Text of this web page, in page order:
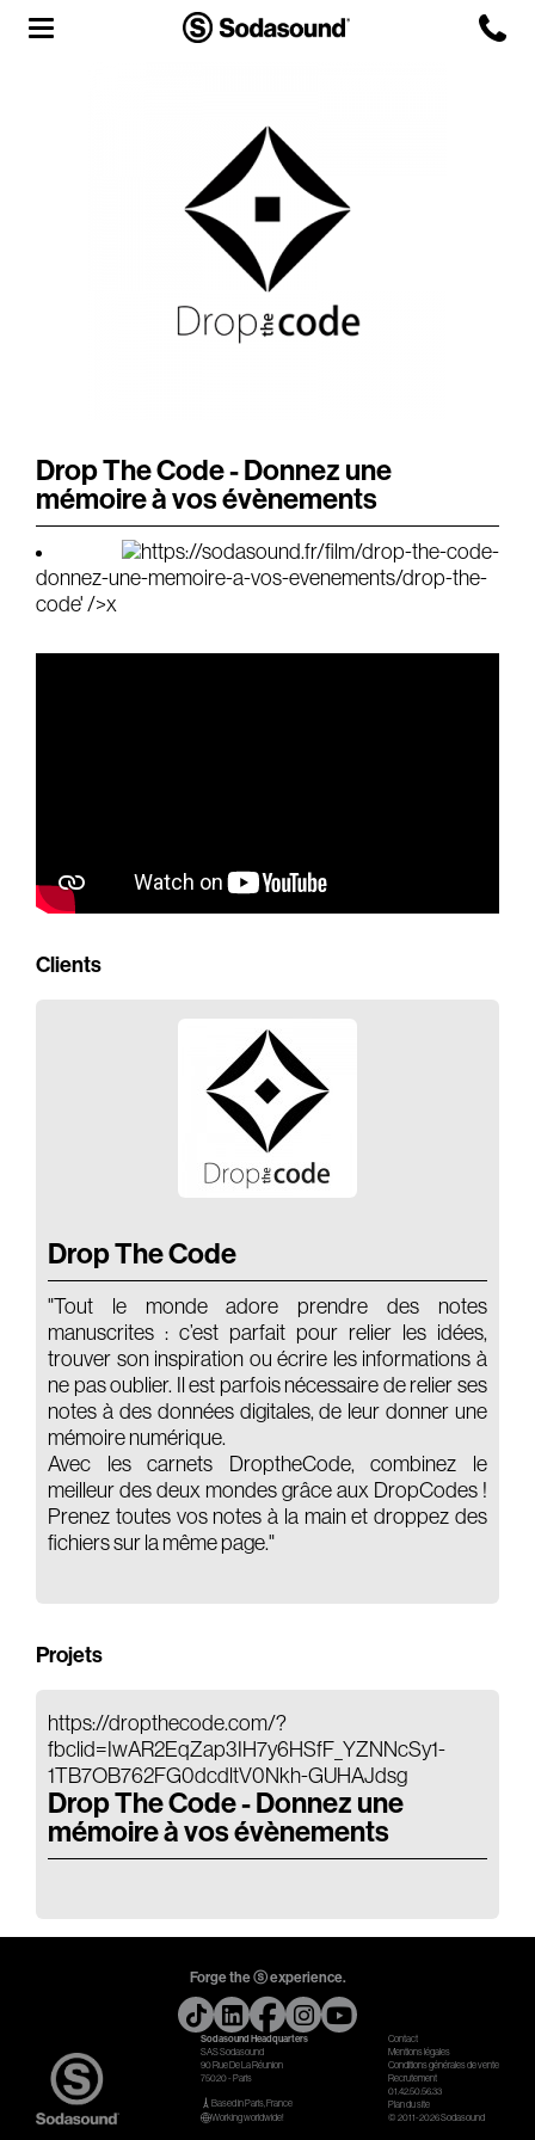
Headquarters
Gears & Instruments
Artists
Film
Audio Identity
Music Supervising
Composing
Brands
Drop The Code - Donnez une
mémoire à vos évènements
https://sodasound.fr/film/drop-the-code-
donnez-une-memoire-a-vos-evenements/drop-the-
code' />x
Clients
Drop The Code
"Tout le monde adore prendre des notes
manuscrites : c’est parfait pour relier les idées,
trouver son inspiration ou écrire les informations à
ne pas oublier. Il est parfois nécessaire de relier ses
notes à des données digitales, de leur donner une
mémoire numérique.
Avec les carnets DroptheCode, combinez le
meilleur des deux mondes grâce aux DropCodes !
Prenez toutes vos notes à la main et droppez des
fichiers sur la même page."
Projets
https://dropthecode.com/?
fbclid=IwAR2EqZap3IH7y6HSfF_YZNNcSy1-
1TB7OB762FG0dcdltV0Nkh-GUHAJdsg
Drop The Code - Donnez une
mémoire à vos évènements
Forge the ⓢ experience.
Sodasound Headquarters
SAS Sodasound
90 Rue De La Réunion
75020 - Paris
Based in Paris, France
Working worldwide!
Contact
Mentions légales
Conditions générales de vente
Recrutement
01.42.50.56.33
Plan du site
© 2011-2026 Sodasound